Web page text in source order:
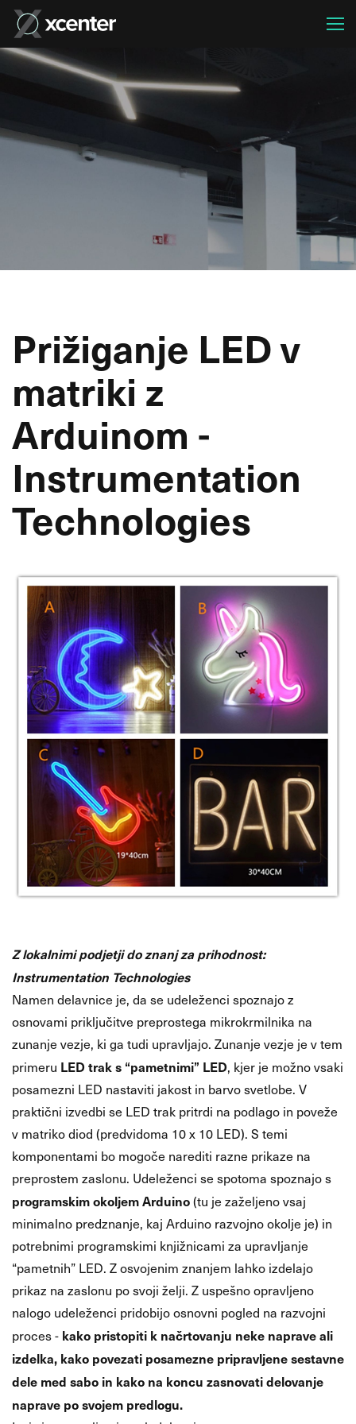
Prižiganje LED v
matriki z
Arduinom -
Instrumentation
Technologies
Z lokalnimi podjetji do znanj za prihodnost:
Instrumentation Technologies
Namen delavnice je, da se udeleženci spoznajo z
osnovami priključitve preprostega mikrokrmilnika na
zunanje vezje, ki ga tudi upravljajo. Zunanje vezje je v tem
primeru LED trak s “pametnimi” LED, kjer je možno vsaki
posamezni LED nastaviti jakost in barvo svetlobe. V
praktični izvedbi se LED trak pritrdi na podlago in poveže
v matriko diod (predvidoma 10 x 10 LED). S temi
komponentami bo mogoče narediti razne prikaze na
preprostem zaslonu. Udeleženci se spotoma spoznajo s
programskim okoljem Arduino(tu je zaželjeno vsaj
minimalno predznanje, kaj Arduino razvojno okolje je) in
potrebnimi programskimi knjižnicami za upravljanje
“pametnih” LED. Z osvojenim znanjem lahko izdelajo
prikaz na zaslonu po svoji želji. Z uspešno opravljeno
nalogo udeleženci pridobijo osnovni pogled na razvojni
proces - kako pristopiti k načrtovanju neke naprave ali
izdelka, kako povezati posamezne pripravljene sestavne
dele med sabo in kako na koncu zasnovati delovanje
naprave po svojem predlogu.